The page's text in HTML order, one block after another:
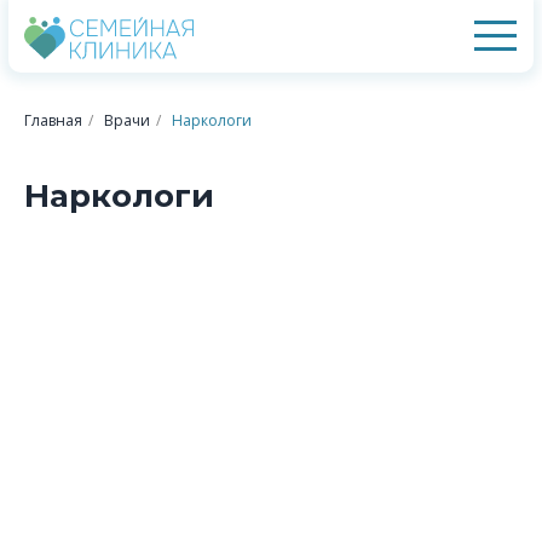
Главная / Врачи / Наркологи
Наркологи